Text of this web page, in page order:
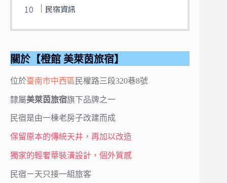
民宿資訊
關於【橙館 美萊茵旅宿】
位於臺南市中西區 民權路三段320巷8號
隸屬美萊茵旅宿旗下品牌之一
民宿是由一棟老房子改建而成
保留原本的傳統天井，再加以改造
獨家的輕奢華裝潢設計，個外質感
民宿ㄧ天只接一組旅客